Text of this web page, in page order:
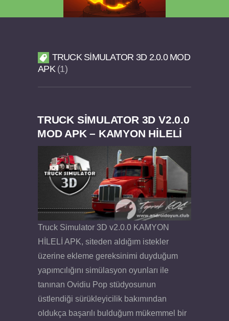
Dream Road Multiplayer v1.4.2 PARA HİLELİ
APK
Felix the Reaper v1.25 FULL APK
TRUCK SIMULATOR 3D 2.0.0 MOD
APK 1
TRUCK SIMULATOR 3D V2.0.0
MOD APK – KAMYON HİLELİ
Truck Simulator 3D v2.0.0 KAMYON
HİLELİ APK, siteden aldığım istekler
üzerine ekleme gereksinimi duyduğum
yapımcılığını simülasyon oyunları ile
tanınan Ovidiu Pop stüdyosunun
üstlendiği sürükleyicilik bakımından
oldukça başarılı bulduğum mükemmel bir